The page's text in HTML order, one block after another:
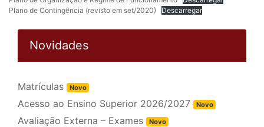
Plano de Contingência (revisto em set/2020)
Descarregar
Novidades
Matrículas Novo
Acesso ao Ensino Superior 2026/2027 Novo
Avaliação Externa – Exames Novo